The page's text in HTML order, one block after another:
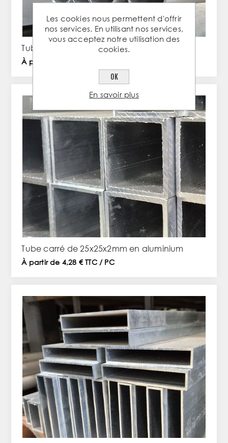
Tube rond de 30x2mm en aluminium
À partir de 4,10 € TTC / PC
Tube carré de 25x25x2mm en aluminium
À partir de 4,28 € TTC / PC
Les cookies nous permettent d'offrir
nos services. En utilisant nos services,
vous acceptez notre utilisation des
cookies.
OK
En savoir plus